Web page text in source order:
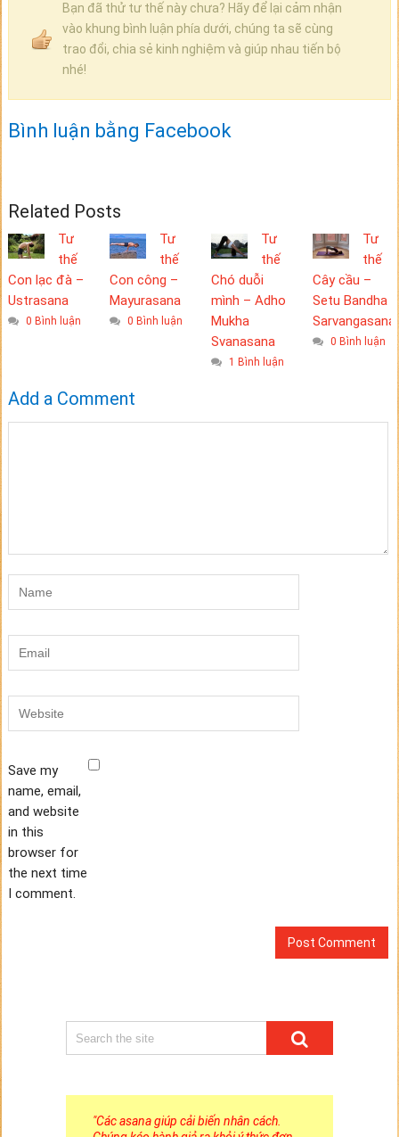
Bạn đã thử tư thế này chưa? Hãy để lại cảm nhận
vào khung bình luận phía dưới, chúng ta sẽ cùng
trao đổi, chia sẻ kinh nghiệm và giúp nhau tiến bộ
nhé!
Bình luận bằng Facebook
Related Posts
Tư
thế
Con lạc đà –
Ustrasana
0 Bình luận
Tư
thế
Con công –
Mayurasana
0 Bình luận
Tư
thế
Chó duỗi
mình – Adho
Mukha
Svanasana
1 Bình luận
Tư
thế
Cây cầu –
Setu Bandha
Sarvangasana
0 Bình luận
Add a Comment
Save my
name, email,
and website
in this
browser for
the next time
I comment.
"Các asana giúp cải biến nhân cách.